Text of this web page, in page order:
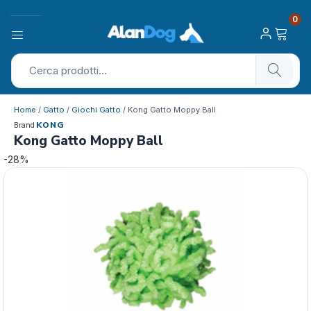
0
Home / Gatto / Giochi Gatto / Kong Gatto Moppy Ball
Brand KONG
Kong Gatto Moppy Ball
-28%